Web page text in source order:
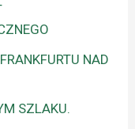
NAD
SZLAKU.